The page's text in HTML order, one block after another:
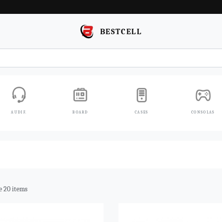
BESTCELL
AUDIF. BOARD CASES CONSOLAS
20 items